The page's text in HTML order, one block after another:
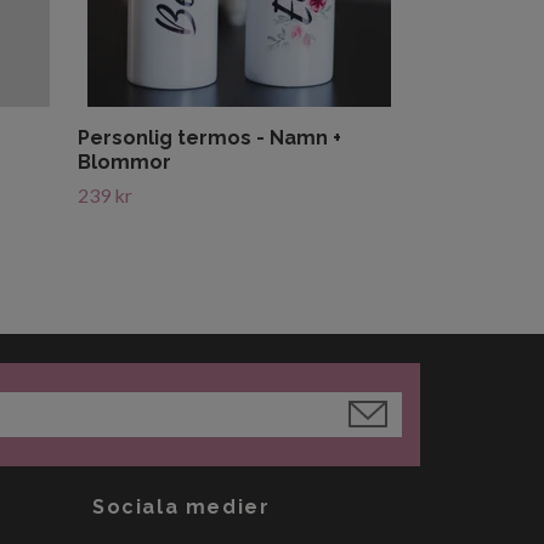
Personlig termos - Namn +
Blommor
239 kr
Sociala medier